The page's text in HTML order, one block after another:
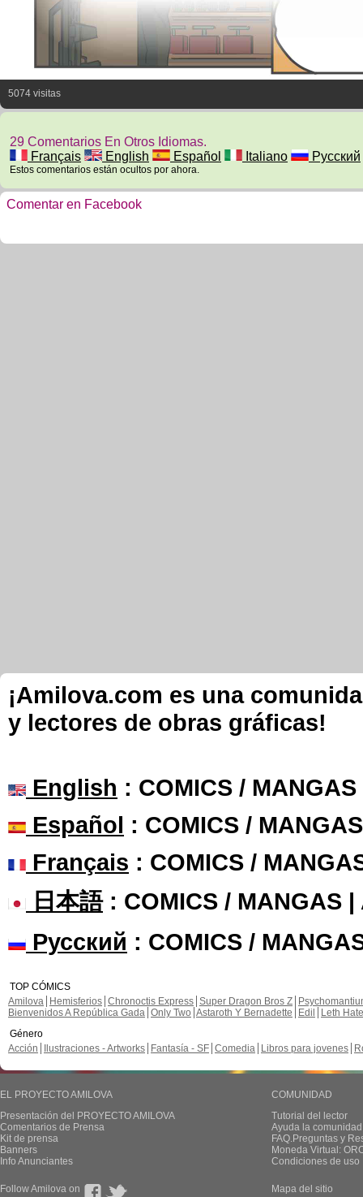
5074 visitas
29 Comentarios En Otros Idiomas.
Français
English Español Italiano Русский
Estos comentarios están ocultos por ahora.
Comentar en Facebook
¡Amilova.com es una
y lectores de obras gráficas!
English : COMICS /
Español : COMICS /
Français : COMICS /
日本語: COMICS / MANGAS |
Русский : COMICS /
TOP CÓMICS
Amilova
Hemisferios Chronoctis Express Super Dragon Bros Z
Bienvenidos A República Gada Only Two Astaroth Y Bernadette Edil
Leth Hate
Género
Acción
Ilustraciones - Artworks Fantasía - SF Comedia Libros para jovenes
EL PROYECTO AMILOVA
Presentación del PROYECTO AMILOVA
Comentarios de Prensa
Kit de prensa
Banners
Info Anunciantes
COMUNIDAD
Tutorial del lector
Ayuda la
FAQ.Preguntas y
Moneda Virtual:
Condiciones de uso
Follow Amilova on Mapa del sitio